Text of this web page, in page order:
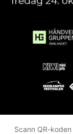
Scann QR-